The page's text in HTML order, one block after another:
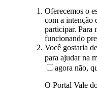
Oferecemos o
com a intenção
participar. Para
funcionando
Você gostaria
para ajudar na
agora não,
O Portal Vale